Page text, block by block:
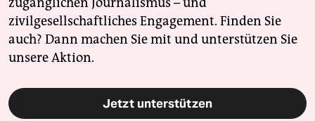
zugänglichen Journalismus – und
zivilgesellschaftliches Engagement. Finden Sie
auch? Dann machen Sie mit und unterstützen Sie
unsere Aktion.
Jetzt unterstützen